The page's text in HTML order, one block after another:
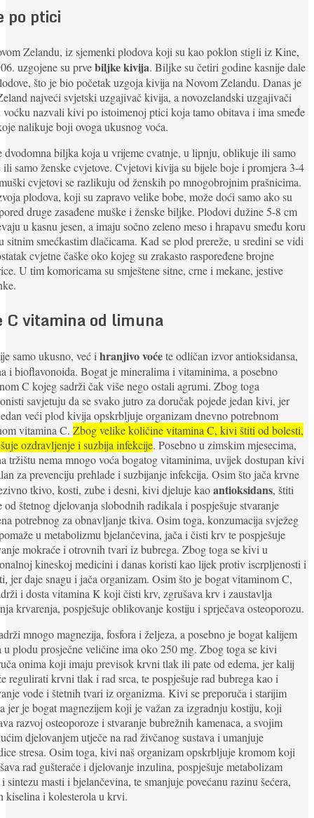
po ptici
Zelandu, iz sjemenki plodova koji su kao poklon stigli iz Kine,
uzgojene su prvebiljke kivija. Biljke su četiri godine kasnije dale
što je bio početak uzgoja kivija na Novom Zelandu. Danas je
najveći svjetski uzgajivač kivija, a novozelandski uzgajivači
voćku nazvali kivi po istoimenoj ptici koja tamo obitava i ima smeđe
nalikuje boji ovoga ukusnog voća.
biljka koja u vrijeme cvatnje, u lipnju, oblikuje ili samo
ili samo ženske cvjetove. Cvjetovi kivija su bijele boje i promjera 3-4
cvjetovi se razlikuju od ženskih po mnogobrojnim prašnicima.
plodova, koji su zapravo velike bobe, može doći samo ako su
druge zasađene muške i ženske biljke. Plodovi dužine 5-8 cm
u kasnu jesen, a imaju sočno zeleno meso i hrapavu smeđu koru
sitnim smećkastim dlačicama. Kad se plod prereže, u sredini se vidi
cvjetne čaške oko kojeg su zrakasto raspoređene brojne
U tim komoricama su smještene sitne, crne i mekane, jestive
C vitamina od limuna
samo ukusno, već ihranjivo voćete odličan izvor antioksidansa,
i bioflavonoida. Bogat je mineralima i vitaminima, a posebno
C kojeg sadrži čak više nego ostali agrumi. Zbog toga
savjetuju da se svako jutro za doručak pojede jedan kivi, jer
veći plod kivija opskrbljuje organizam dnevno potrebnom
vitamina C. Zbog velike količine vitamina C, kivi štiti od bolesti,
ozdravljenje i suzbija infekcije. Posebno u zimskim mjesecima,
tržištu nema mnogo voća bogatog vitaminima, uvijek dostupan kivi
za prevenciju prehlade i suzbijanje infekcija. Osim što jača krvne
tkivo, kosti, zube i desni, kivi djeluje kaoantioksidans, štiti
od štetnog djelovanja slobodnih radikala i pospješuje stvaranje
potrebnog za obnavljanje tkiva. Osim toga, konzumacija svježeg
u metabolizmu bjelančevina, jača i čisti krv te pospješuje
mokraće i otrovnih tvari iz bubrega. Zbog toga se kivi u
kineskoj medicini i danas koristi kao lijek protiv iscrpljenosti i
jer daje snagu i jača organizam. Osim što je bogat vitaminom C,
i dosta vitamina K koji čisti krv, zgrušava krv i zaustavlja
krvarenja, pospješuje oblikovanje kostiju i sprječava osteoporozu.
mnogo magnezija, fosfora i željeza, a posebno je bogat kalijem
u plodu prosječne veličine ima oko 250 mg. Zbog toga se kivi
onima koji imaju previsok krvni tlak ili pate od edema, jer kalij
regulirati krvni tlak i rad srca, te pospješuje rad bubrega kao i
vode i štetnih tvari iz organizma. Kivi se preporuča i starijim
jer je bogat magnezijem koji je važan za izgradnju kostiju, koji
razvoj osteoporoze i stvaranje bubrežnih kamenaca, a svojim
djelovanjem utječe na rad živčanog sustava i umanjuje
stresa. Osim toga, kivi naš organizam opskrbljuje kromom koji
rad gušterače i djelovanje inzulina, pospješuje metabolizam
i sintezu masti i bjelančevina, te smanjuje povećanu razinu šećera,
kiselina i kolesterola u krvi.